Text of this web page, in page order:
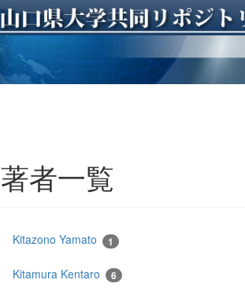
著者一覧
Kitazono Yamato 1
Kitamura Kentaro 6